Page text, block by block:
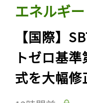
エネルギ
【国際】
トゼロ基
式を大幅修